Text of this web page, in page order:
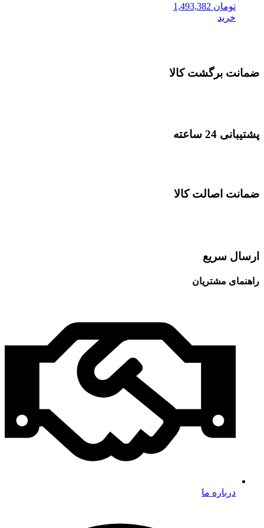
تومان
خرید
ضمانت برگشت کالا
پشتیبانی 24 ساعته
ضمانت اصالت کالا
ارسال سریع
راهنمای مشتریان
درباره ما